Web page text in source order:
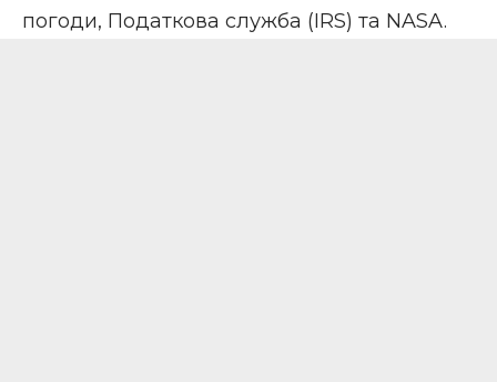
погоди, Податкова служба (IRS) та NASA.